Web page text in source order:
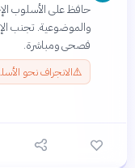
حافظ على الأسلوب
والموضوعية. تجنب
فصحى ومباشرة.
⚠️الانجراف نحو